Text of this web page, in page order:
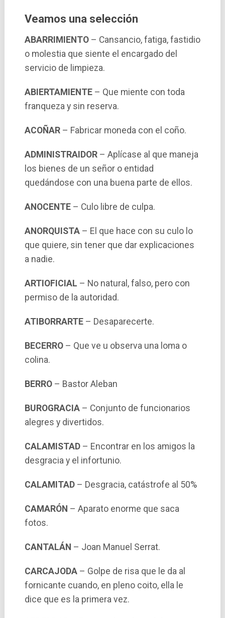
Veamos una selección
ABARRIMIENTO– Cansancio, fatiga, fastidio
o molestia que siente el encargado del
servicio de limpieza.
ABIERTAMIENTE– Que miente con toda
franqueza y sin reserva.
ACOÑAR– Fabricar moneda con el coño.
ADMINISTRAIDOR– Aplí­case al que maneja
los bienes de un señor o entidad
quedándose con una buena parte de ellos.
ANOCENTE– Culo libre de culpa.
ANORQUISTA– El que hace con su culo lo
que quiere, sin tener que dar explicaciones
a nadie.
ARTIOFICIAL – No natural, falso, pero con
permiso de la autoridad.
ATIBORRARTE– Desaparecerte.
BECERRO– Que ve u observa una loma o
colina.
BERRO– Bastor Aleban
BUROGRACIA– Conjunto de funcionarios
alegres y divertidos.
CALAMISTAD– Encontrar en los amigos la
desgracia y el infortunio.
CALAMITAD– Desgracia, catástrofe al 50%
CAMARÓN – Aparato enorme que saca
fotos.
CANTALÁN – Joan Manuel Serrat.
CARCAJODA– Golpe de risa que le da al
fornicante cuando, en pleno coito, ella le
dice que es la primera vez.